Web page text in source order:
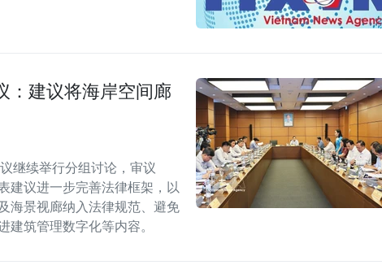
：建议将海岸空间廊
继续举行分组讨论，审议
建议进一步完善法律框架，以
海景视廊纳入法律规范、避免
筑管理数字化等内容。